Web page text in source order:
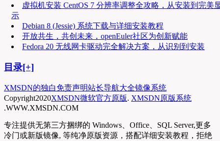
虚拟机安装 CentOS 7 分辨率调整全攻略，从安装到完美
示
Debian 8 (Jessie) 系统下载与详细安装教程
开放共生，共创未来，openEuler社区为创新赋能
Fedora 20 无线网卡驱动完全解决方案，从识别到安装
目录[+]
XMSDN的独白免责声明站长导航大全镜像系统
Copyright2020XMSDN微软官方原版. XMSDN原版系统
.WWW.XMSDN.COM
专注提供无第三方捆绑的 Windows、Office、SQL Server,更多
冷门或新版镜像, 等纯净原版资源，搭配详细安装教程，拒绝